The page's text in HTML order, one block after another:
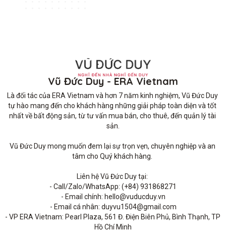
Vũ Đức Duy - ERA Vietnam
Là đối tác của ERA Vietnam và hơn 7 năm kinh nghiệm, Vũ Đức Duy
tự hào mang đến cho khách hàng những giải pháp toàn diện và tốt
nhất về bất động sản, từ tư vấn mua bán, cho thuê, đến quản lý tài
sản.
Vũ Đức Duy mong muốn đem lại sự trọn vẹn, chuyên nghiệp và an
tâm cho Quý khách hàng.
Liên hệ Vũ Đức Duy tại:
- Call/Zalo/WhatsApp: (+84) 931868271
- Email chính: hello@vuducduy.vn
- Email cá nhân: duyvu1504@gmail.com
- VP ERA Vietnam: Pearl Plaza, 561 Đ. Điện Biên Phủ, Bình Thạnh, TP
Hồ Chí Minh